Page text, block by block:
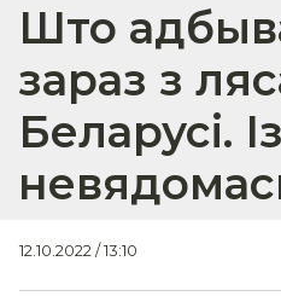
Што
зараз з
Беларусі.
12.10.2022 / 13:10